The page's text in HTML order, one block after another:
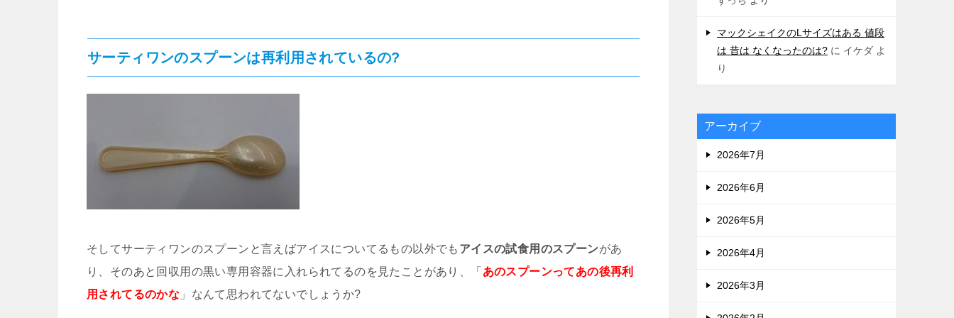
サーティワンのスプーンは再利用されているの?
そしてサーティワンのスプーンと言えばアイスについてるもの以外でも アイスの試食用のスプーンがあ
り、そのあと回収用の黒い専用容器に入れられてるのを見たことがあり、「 あのスプーンってあの後再利
用されてるのかな 」なんて思われてないでしょうか?
マックシェイクのLサイズはある 値段
は 昔は なくなったのは? に イケダ よ
り
アーカイブ
2026年7月
2026年6月
2026年5月
2026年4月
2026年3月